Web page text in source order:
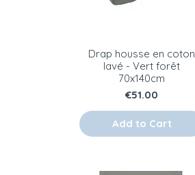
Drap housse en coton
lavé - Vert forêt
70x140cm
Price
€51.00
Add to Cart